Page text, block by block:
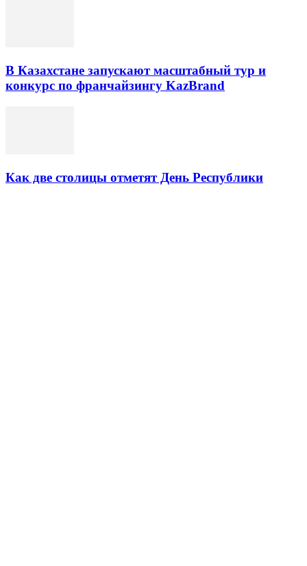
В Казахстане запускают масштабный тур и
конкурс по франчайзингу KazBrand
Как две столицы отметят День Республики